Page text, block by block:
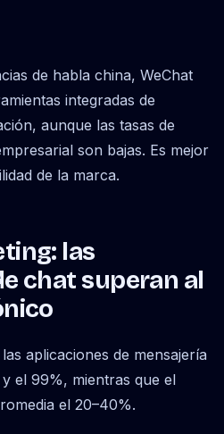
de habla china, WeChat
integradas de
aunque las tasas de
son bajas. Es mejor
de la marca.
las
chat superan al
las aplicaciones de mensajería
el 99%, mientras que el
el 20–40%.